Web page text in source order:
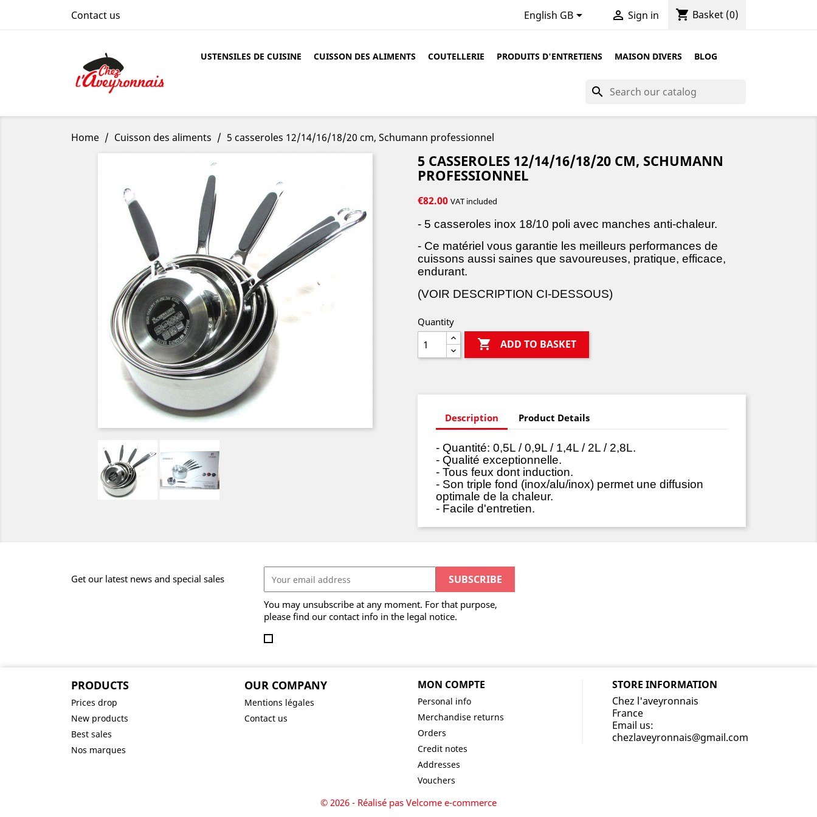
Contact us English GB  Sign in shopping_cart Basket (0)
USTENSILES DE CUISINE CUISSON DES ALIMENTS COUTELLERIE PRODUITS D'ENTRETIENS MAISON DIVERS BLOG
search
Home Cuisson des aliments 5 casseroles 12/14/16/18/20 cm, Schumann professionnel
5 CASSEROLES 12/14/16/18/20 CM, SCHUMANN
PROFESSIONNEL
€82.00 VAT included
- 5 casseroles inox 18/10 poli avec manches anti-chaleur.
- Ce matériel vous garantie les meilleurs performances de
cuissons aussi saines que savoureuses, pratique, efficace,
endurant.
(VOIR DESCRIPTION CI-DESSOUS)
Quantity
 ADD TO BASKET
Description Product Details
- Quantité: 0,5L / 0,9L / 1,4L / 2L / 2,8L.
- Qualité exceptionnelle.
- Tous feux dont induction.
- Son triple fond (inox/alu/inox) permet une diffusion
optimale de la chaleur.
- Facile d'entretien.
Get our latest news and special sales
You may unsubscribe at any moment. For that purpose,
please find our contact info in the legal notice.
PRODUCTS
Prices drop
New products
Best sales
Nos marques
OUR COMPANY
Mentions légales
Contact us
MON COMPTE
Personal info
Merchandise returns
Orders
Credit notes
Addresses
Vouchers
STORE INFORMATION
Chez l'aveyronnais
France
Email us:
chezlaveyronnais@gmail.com
© 2026 - Réalisé pas Velcome e-commerce